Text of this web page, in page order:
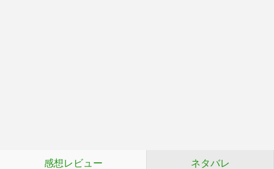
感想レビュー ネタバレ